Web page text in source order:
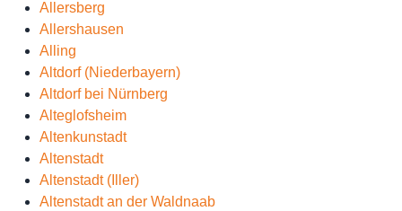
Allersberg
Allershausen
Alling
Altdorf (Niederbayern)
Altdorf bei Nürnberg
Alteglofsheim
Altenkunstadt
Altenstadt
Altenstadt (Iller)
Altenstadt an der Waldnaab